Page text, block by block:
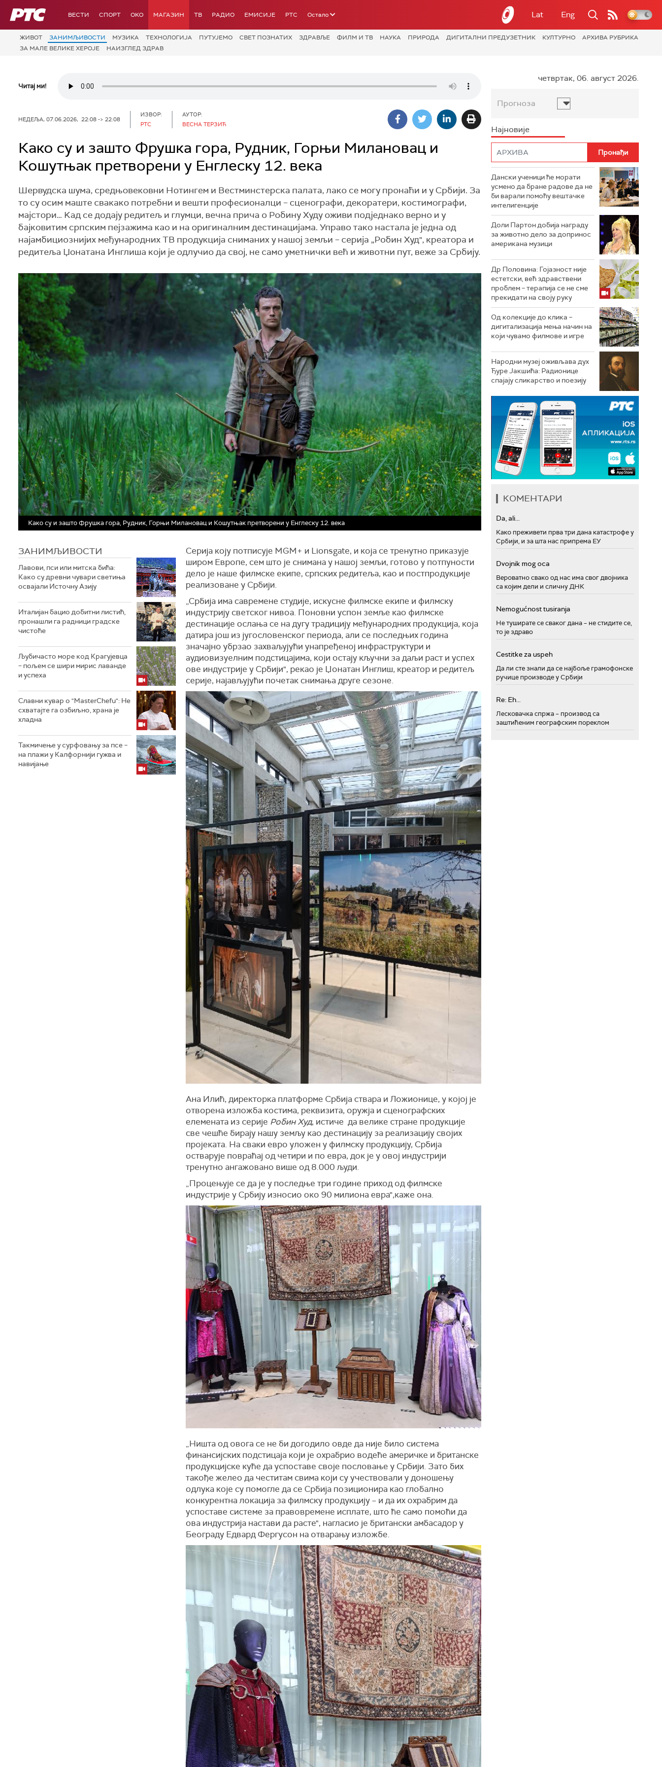
РТС ВЕСТИ СПОРТ OKO МАГАЗИН ТВ РАДИО ЕМИСИЈЕ РТС Остало Lat Eng
ЖИВОТ ЗАНИМЉИВОСТИ МУЗИКА ТЕХНОЛОГИЈA ПУТУЈЕМО СВЕТ ПОЗНАТИХ ЗДРАВЉЕ ФИЛМ И ТВ НАУКА ПРИРОДА ДИГИТАЛНИ ПРЕДУЗЕТНИК КУЛТУРНО
АРХИВА РУБРИКА
ЗА МАЛЕ ВЕЛИКЕ ХЕРОЈЕ
НАИЗГЛЕД ЗДРАВ
Читај ми!
НЕДЕЉА, 07.06.2026, 22:08 -> 22:08
ИЗВОР:
РТС
АУТОР:
ВЕСНА ТЕРЗИЋ
Како су и зашто Фрушка гора, Рудник, Горњи Милановац и
Кошутњак претворени у Енглеску 12. века
Шервудска шума, средњовековни Нотингем и Вестминстерска палата, лако се могу пронаћи и у Србији. За
то су осим маште свакако потребни и вешти професионалци – сценографи, декоратери, костимографи,
мајстори… Kад се додају редитељ и глумци, вечна прича о Робину Худу оживи подједнако верно и у
бајковитим српским пејзажима као и на оригиналним дестинацијама. Управо тако настала је једна од
најамбициознијих међународних ТВ продукција сниманих у нашој земљи – серија „Робин Худ", креатора и
редитеља Џонатана Инглиша који је одлучио да свој, не само уметнички већ и животни пут, веже за Србију.
Како су и зашто Фрушка гора, Рудник, Горњи Милановац и Кошутњак претворени у Енглеску 12. века
ЗАНИМЉИВОСТИ
Лавови, пси или митска бића:
Како су древни чувари светиња
освајали Источну Азију
Италијан бацио добитни листић,
пронашли га радници градске
чистоће
Љубичасто море код Крагујевца
– пољем се шири мирис лаванде
и успеха
Славни кувар о "MasterChefu": Не
схватајте га озбиљно, храна је
хладна
Такмичење у сурфовању за псе –
на плажи у Калфорнији гужва и
навијање
Серија коју потписује MGM+ и Lionsgate, и која се тренутно приказује
широм Европе, сем што је снимана у нашој земљи, готово у потпуности
дело је наше филмске екипе, српских редитеља, као и постпродукције
реализоване у Србији.
„Србија има савремене студије, искусне филмске екипе и филмску
индустрију светског нивоа. Поновни успон земље као филмске
дестинације ослања се на дугу традицију међународних продукција, која
датира још из југословенског периода, али се последњих година
значајно убрзао захваљујући унапређеној инфраструктури и
аудиовизуелним подстицајима, који остају кључни за даљи раст и успех
ове индустрије у Србији", рекао је Џонатан Инглиш, креатор и редитељ
серије, најављујући почетак снимања друге сезоне.
Ана Илић, директорка платформе Србија ствара и Ложионице, у којој је
отворена изложба костима, реквизита, оружја и сценографских
елемената из серије Робин Худ, истиче да велике стране продукције
све чешће бирају нашу земљу као дестинацију за реализацију својих
пројеката. На сваки евро уложен у филмску продукцију, Србија
остварује повраћај од четири и по евра, док је у овој индустрији
тренутно ангажовано више од 8.000 људи.
„Процењује се да је у последње три године приход од филмске
индустрије у Србију износио око 90 милиона евра",каже она.
„Ништа од овога се не би догодило овде да није било система
финансијских подстицаја који је охрабрио водеће америчке и британске
продукцијске куће да успоставе своје пословање у Србији. Зато бих
такође желео да честитам свима који су учествовали у доношењу
одлука које су помогле да се Србија позиционира као глобално
конкурентна локација за филмску продукцију – и да их охрабрим да
успоставе системе за правовремене исплате, што ће само помоћи да
ова индустрија настави да расте", нагласио је британски амбасадор у
Београду Едвард Фергусон на отварању изложбе.
четвртак, 06. август 2026.
Прогноза
Најновије
Дански ученици ће морати
усмено да бране радове да не
би варали помоћу вештачке
интелигенције
Доли Партон добија награду
за животно дело за допринос
американа музици
Др Половина: Гојазност није
естетски, већ здравствени
проблем – терапија се не сме
прекидати на своју руку
Од колекције до клика –
дигитализација мења начин на
који чувамо филмове и игре
Народни музеј оживљава дух
Ђуре Јакшића: Радионице
спајају сликарство и поезију
КОМЕНТАРИ
Da, ali...
Како преживети прва три дана катастрофе у
Србији, и за шта нас припрема ЕУ
Dvojnik mog oca
Вероватно свако од нас има свог двојника
са којим дели и сличну ДНК
Nemogućnost tusiranja
Не туширате се сваког дана – не стидите се,
то је здраво
Cestitke za uspeh
Да ли сте знали да се најбоље грамофонске
ручице производе у Србији
Re: Eh...
Лесковачка спржа – производ са
заштићеним географским пореклом